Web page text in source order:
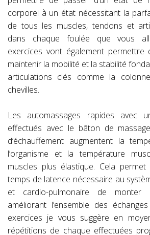
corporel à un état nécessitant la
de tous les muscles, tendons et
dans chaque foulée que vous
exercices vont également
maintenir la mobilité et la stabilité
articulations clés comme la
chevilles.
Les automassages rapides avec
effectués avec le bâton de
d’échauffement augmentent la
l’organisme et la température
muscles plus élastique. Cela
temps de latence nécessaire au
et cardio-pulmonaire de monter
améliorant l’ensemble des
exercices je vous suggère en
répétitions de chaque effectuées